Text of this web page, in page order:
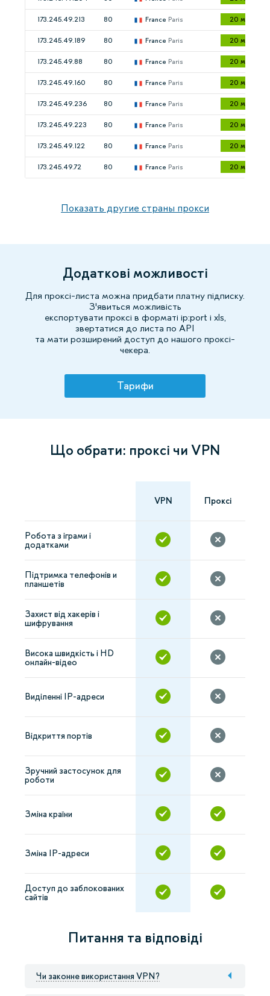
173.245.49.213 80 France Paris 20 мс
173.245.49.189 80 France Paris 20 мс
173.245.49.88 80 France Paris 20 мс
173.245.49.160 80 France Paris 20 мс
173.245.49.236 80 France Paris 20 мс
173.245.49.223 80 France Paris 20 мс
173.245.49.122 80 France Paris 20 мс
173.245.49.72 80 France Paris 20 мс
Показать другие страны прокси
Додаткові можливості
Для проксі-листа можна придбати платну підписку.
З'явиться можливість
експортувати проксі в форматі ip:port і xls,
звертатися до листа по API
та мати розширений доступ до нашого проксі-
чекера.
Тарифи
Що обрати: проксі чи VPN
VPN Проксі
Робота з іграми і
додатками
Підтримка телефонів и
планшетів
Захист від хакерів і
шифрування
Висока швидкість і HD
онлайн-відео
Виділенні IP-адреси
Відкриття портів
Зручний застосунок для
роботи
Зміна країни
Зміна IP-адреси
Доступ до заблокованих
сайтів
Питання та відповіді
Чи законне використання VPN?